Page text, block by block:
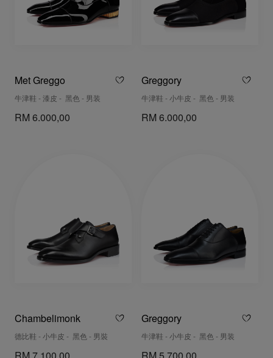
Met Greggo
牛津鞋 - 漆皮 - 黑色 - 男装
RM 6.000,00
Greggory
牛津鞋 - 小牛皮 - 黑色 - 男装
RM 6.000,00
Chambelimonk
德比鞋 - 小牛皮 - 黑色 - 男裝
Greggory
牛津鞋 - 小牛皮 - 黑色 - 男装